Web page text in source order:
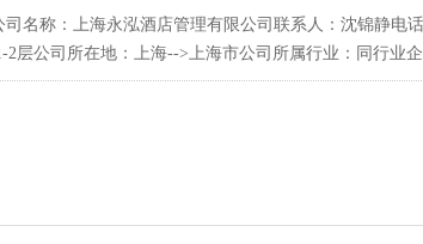
名称：上海永泓酒店管理有限公司联系人：沈锦静电话
2层公司所在地：上海-->上海市公司所属行业：同行业